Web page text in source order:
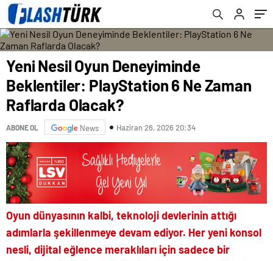
Yeni Nesil Oyun Deneyiminde
Beklentiler: PlayStation 6 Ne Zaman
Raflarda Olacak?
ABONE OL News Haziran 26, 2026 20:34
Oyun dünyasının kalbi, teknoloji devlerinin attığı
adımlarla şekillenmeye devam ediyor. Her yeni konsol
nesli, dijital eğlence meraklıları için sadece bir